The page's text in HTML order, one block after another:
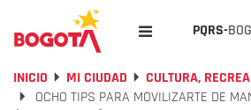
PQRS-
INICIO MI CIUDAD
CULTURA,
OCHO TIPS PARA MOVILIZARTE DE